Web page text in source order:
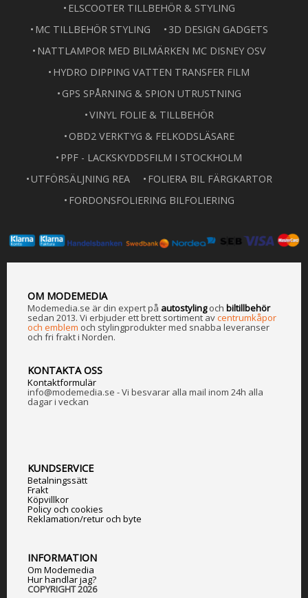
ELSCOOTER TILLBEHÖR & STYLING
MC TILLBEHÖR STYLING
3D DESIGN GADGETS
NATTLAMPOR MED BILMÄRKEN MC DISNEY OSV
HYDRO DIPPING VATTEN TRANSFER FILM
GPS SPÅRNING & SPION UTRUSTNING
VINYL FOLIE & TILLBEHÖR
OBD2 VERKTYG & FELKODSLÄSARE
PPF - LACKSKYDDSFILM I STOCKHOLM
UTFÖRSÄLJNING REA
FOLIERA BIL FÄRGKARTOR
FORDONSFOLIERING BILFOLIERING
OM MODEMEDIA
Modemedia.se är din expert på autostylingoch biltillbehör
sedan 2013. Vi erbjuder ett brett sortiment avcentrumkåpor
och emblem och stylingprodukter med snabba leveranser
och fri frakt i Norden.
KONTAKTA OSS
Kontaktformulär
info@modemedia.se - Vi besvarar alla mail inom 24h alla
dagar i veckan
KUNDSERVICE
Betalningssätt
Frakt
Köpvillkor
Policy och cookies
Reklamation/retur och byte
INFORMATION
Om Modemedia
Hur handlar jag?
COPYRIGHT 2026